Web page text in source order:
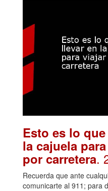
Esto es lo
la cajuela
por carretera.
Recuerda que ante
comunicarte al 911; para